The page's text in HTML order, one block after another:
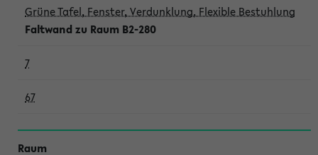
Grüne Tafel, Fenster, Verdunklung, Flexible Bestuhlung
Faltwand zu Raum B2-280
7
67